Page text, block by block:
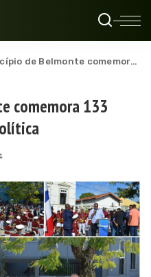
Belmonte comemora 133 anos de Emancipação Política
comemora 133